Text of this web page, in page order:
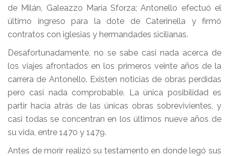
de Milán, Galeazzo Maria Sforza; Antonello efectuó el
último ingreso para la dote de Caterinella y firmó
contratos con iglesias y hermandades sicilianas.
Desafortunadamente, no se sabe casi nada acerca de
los viajes afrontados en los primeros veinte años de la
carrera de Antonello. Existen noticias de obras perdidas
pero casi nada comprobable. La única posibilidad es
partir hacia atrás de las únicas obras sobrevivientes, y
casi todas se concentran en los últimos nueve años de
su vida, entre 1470 y 1479.
Antes de morir realizó su testamento en donde legó sus